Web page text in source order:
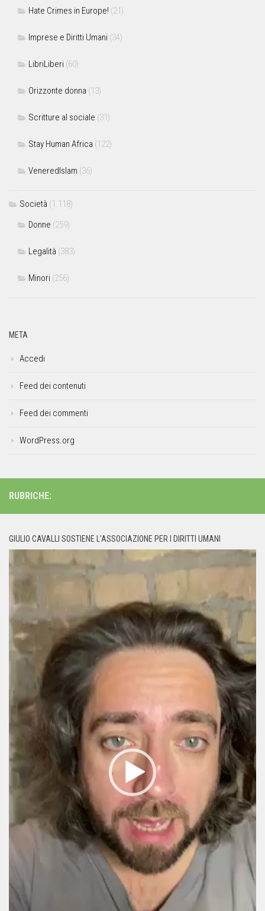
Hate Crimes in Europe! (21)
Imprese e Diritti Umani (34)
LibriLiberi (60)
Orizzonte donna (13)
Scritture al sociale (31)
Stay Human Africa (122)
VeneredIslam (36)
Società (1.118)
Donne (259)
Legalità (383)
Minori (256)
META
Accedi
Feed dei contenuti
Feed dei commenti
WordPress.org
RUBRICHE:
GIULIO CAVALLI SOSTIENE L’ASSOCIAZIONE PER I DIRITTI UMANI
Player